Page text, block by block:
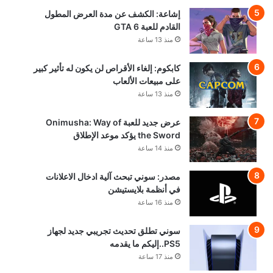
إشاعة: الكشف عن مدة العرض المطول
القادم للعبة GTA 6
منذ 13 ساعة
كابكوم: إلغاء الأقراص لن يكون له تأثير كبير
على مبيعات الألعاب
منذ 13 ساعة
عرض جديد للعبة Onimusha: Way of
the Sword يؤكد موعد الإطلاق
منذ 14 ساعة
مصدر: سوني تبحث آلية ادخال الاعلانات
في أنظمة بلايستيشن
منذ 16 ساعة
سوني تطلق تحديث تجريبي جديد لجهاز
PS5..إليكم ما يقدمه
منذ 17 ساعة